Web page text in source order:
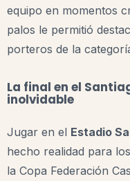
equipo en momentos
palos le permitió
porteros de la
La final en el
inolvidable
Jugar en el Estadio
hecho realidad para
la Copa Federación